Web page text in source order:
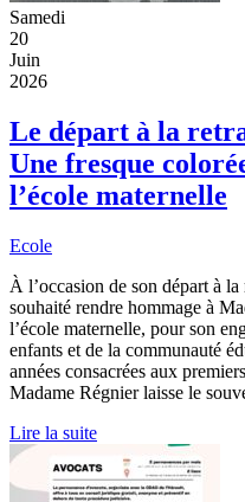
Samedi
20
Juin
2026
Le départ à la
Une fresque
l’école maternelle
Ecole
À l’occasion de son départ à
souhaité rendre hommage à
l’école maternelle, pour son
enfants et de la communauté
années consacrées aux
Madame Régnier laisse le
Lire la suite